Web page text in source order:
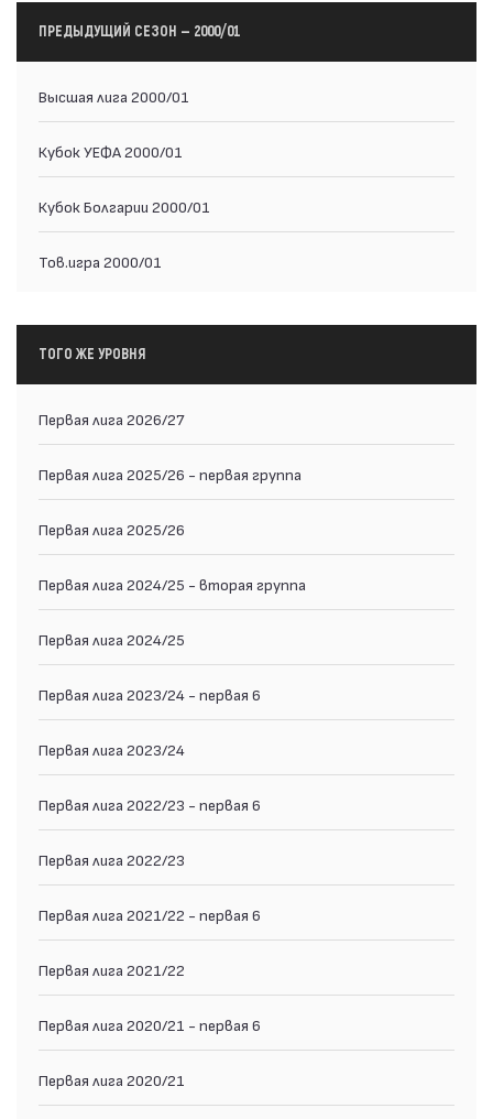
ПРЕДЫДУЩИЙ СЕЗОН — 2000/01
Высшая лига 2000/01
Кубок УЕФА 2000/01
Кубок Болгарии 2000/01
Тов.игра 2000/01
ТОГО ЖЕ УРОВНЯ
Первая лига 2026/27
Первая лига 2025/26 - первая группа
Первая лига 2025/26
Первая лига 2024/25 - вторая группа
Первая лига 2024/25
Первая лига 2023/24 - первая 6
Первая лига 2023/24
Первая лига 2022/23 - первая 6
Первая лига 2022/23
Первая лига 2021/22 - первая 6
Первая лига 2021/22
Первая лига 2020/21 - первая 6
Первая лига 2020/21